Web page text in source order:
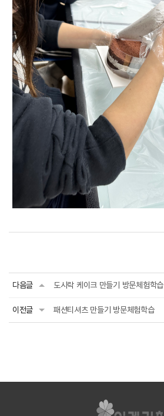
다음글 도시락 케이크 만들기 방문체험학습
이전글 패션티셔츠 만들기 방문체험학습